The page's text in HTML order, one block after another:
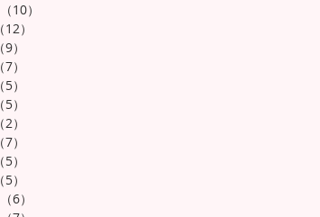
（10）
（12）
（9）
（7）
（5）
（5）
（2）
（7）
（5）
（5）
（6）